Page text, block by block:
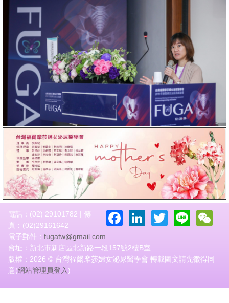
Facebook
LinkedIn
Twitter
Line
電話：(02) 29101782 | 傳
真：(02)29161642
電子郵件： fugatw@gmail.com
會址：新北市新店區北新路一段157號2樓B室
版權：2026 © 台灣福爾摩莎婦女泌尿醫學會 轉載圖文請先徵得同
意(網站管理員登入)